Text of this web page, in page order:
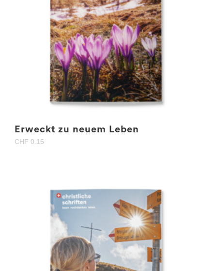
Erweckt zu neuem Leben
CHF 0.15